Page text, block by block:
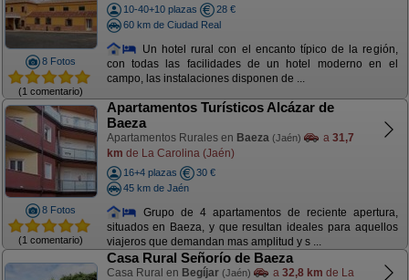
8 Fotos
(1 comentario)
10-40+10 plazas
28 €
60 km de Ciudad Real
Un hotel rural con el encanto típico de la región,
con todas las facilidades de un hotel moderno en el
campo, las instalaciones disponen de ...
8 Fotos
(1 comentario)
Apartamentos Turísticos Alcázar de
Baeza
Apartamentos Rurales en Baeza (Jaén) a 31,7
km de La Carolina (Jaén)
16+4 plazas
30 €
45 km de Jaén
Grupo de 4 apartamentos de reciente apertura,
situados en Baeza, y que resultan ideales para aquellos
viajeros que demandan mas amplitud y s ...
Casa Rural Señorío de Baeza
Casa Rural en Begíjar (Jaén) a 32,8 km de La